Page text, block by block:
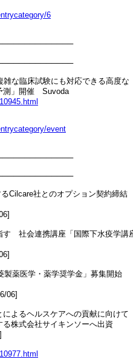
6
な臨床試験にも対応できる高度な
」開催　Suvoda
event
Cilcare社とのオプション契約締結
　社会連携講座「国際下水疫学講
薬医学・薬学奨学金」募集開始
06]
よるヘルスケアへの貢献に向けて
株式会社サイキンソーへ出資